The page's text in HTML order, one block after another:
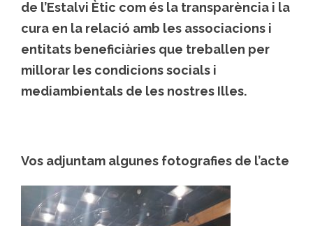
de l’Estalvi Ètic com és la transparència i la
cura en la relació amb les associacions i
entitats beneficiàries que treballen per
millorar les condicions socials i
mediambientals de les nostres Illes.
Vos adjuntam algunes fotografies de l’acte